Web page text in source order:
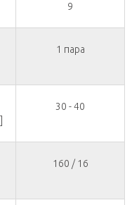
9
1 пара
30 - 40
160 / 16